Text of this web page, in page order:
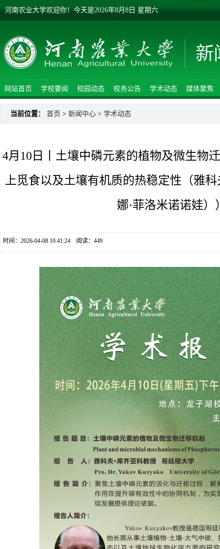
河南农业大学欢迎你！ 今天是2026年8月8日 星期六
网站首页 学校要闻 校园动态 校务公告 学术动态 媒体聚焦
当前位置： 首页 > 新闻中心 > 学术动态
4月10日丨土壤中磷元素的植物及微生物
上觅食以及土壤有机质的热稳定性（雅
娜·菲洛米诺诺娃）
时间：2026-04-08 10:41:24 阅读： 449